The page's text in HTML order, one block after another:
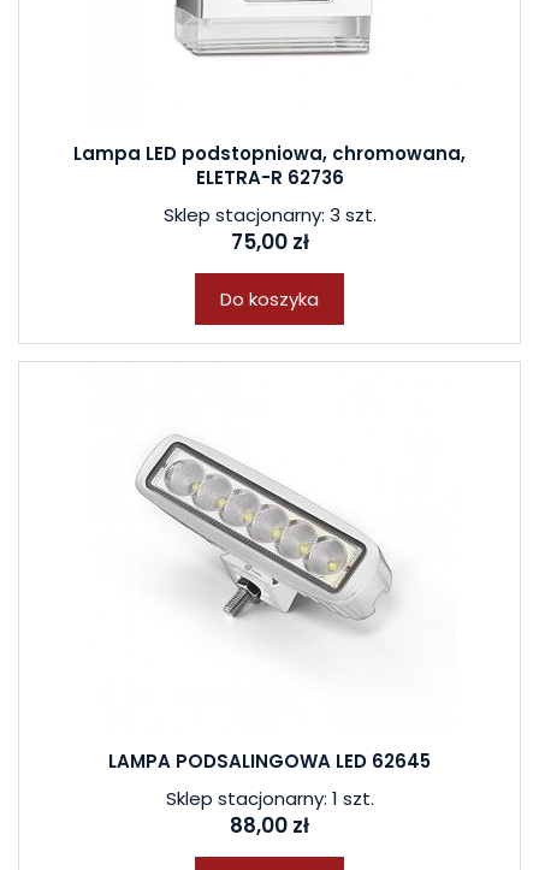
Lampa LED podstopniowa, chromowana,
ELETRA-R 62736
Sklep stacjonarny: 3 szt.
75,00 zł
Do koszyka
LAMPA PODSALINGOWA LED 62645
Sklep stacjonarny: 1 szt.
88,00 zł